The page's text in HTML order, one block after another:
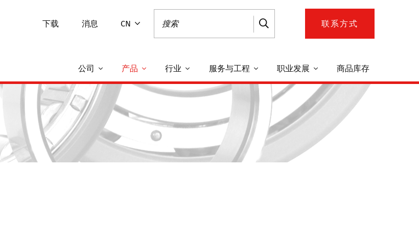
下载 消息 CN 联系方式
公司 产品 行业 服务与工程 职业发展 商品库存